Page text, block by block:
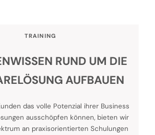
TRAINING
RUND UM DIE
AUFBAUEN
das volle Potenzial ihrer Business
ausschöpfen können, bieten wir
an praxisorientierten Schulungen